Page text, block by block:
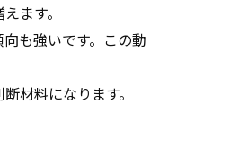
ます。
も強いです。この動
材料になります。